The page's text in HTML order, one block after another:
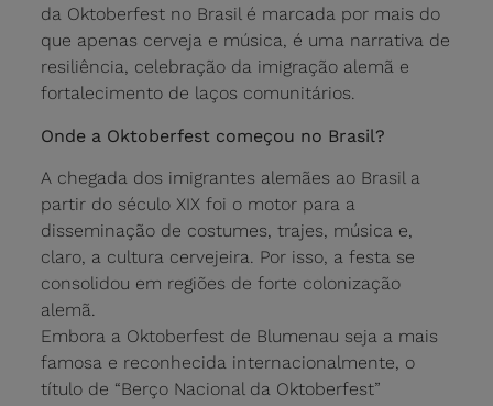
da Oktoberfest no Brasil é marcada por mais do
que apenas cerveja e música, é uma narrativa de
resiliência, celebração da imigração alemã e
fortalecimento de laços comunitários.
Onde a Oktoberfest começou no Brasil?
A chegada dos imigrantes alemães ao Brasil a
partir do século XIX foi o motor para a
disseminação de costumes, trajes, música e,
claro, a cultura cervejeira. Por isso, a festa se
consolidou em regiões de forte colonização
alemã.
Embora a Oktoberfest de Blumenau seja a mais
famosa e reconhecida internacionalmente, o
título de “Berço Nacional da Oktoberfest”